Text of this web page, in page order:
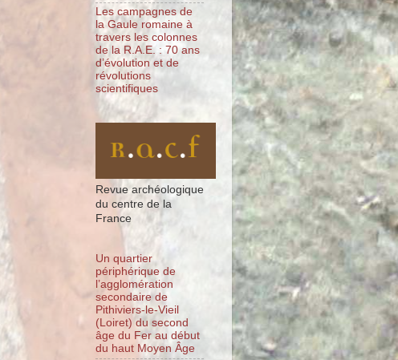
Les campagnes de
la Gaule romaine à
travers les colonnes
de la R.A.E. : 70 ans
d’évolution et de
révolutions
scientifiques
Revue archéologique
du centre de la
France
Un quartier
périphérique de
l’agglomération
secondaire de
Pithiviers-le-Vieil
(Loiret) du second
âge du Fer au début
du haut Moyen Âge